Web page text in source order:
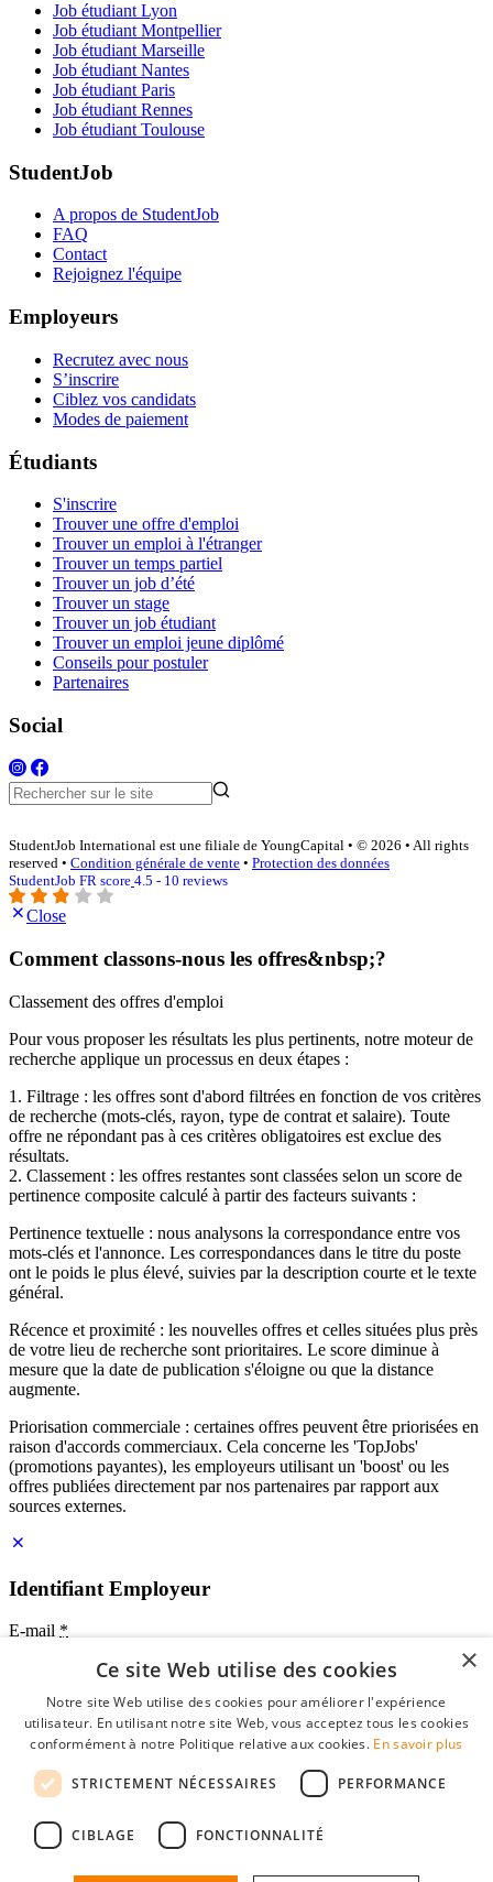
Job étudiant Lyon
Job étudiant Montpellier
Job étudiant Marseille
Job étudiant Nantes
Job étudiant Paris
Job étudiant Rennes
Job étudiant Toulouse
StudentJob
A propos de StudentJob
FAQ
Contact
Rejoignez l'équipe
Employeurs
Recrutez avec nous
S’inscrire
Ciblez vos candidats
Modes de paiement
Étudiants
S'inscrire
Trouver une offre d'emploi
Trouver un emploi à l'étranger
Trouver un temps partiel
Trouver un job d’été
Trouver un stage
Trouver un job étudiant
Trouver un emploi jeune diplômé
Conseils pour postuler
Partenaires
Social
StudentJob International est une filiale de YoungCapital • © 2026 • All rights
reserved • Condition générale de vente • Protection des données
StudentJob FR score 4.5 - 10 reviews
Close
Comment classons-nous les offres&nbsp;?
Classement des offres d'emploi
Pour vous proposer les résultats les plus pertinents, notre moteur de
recherche applique un processus en deux étapes :
1. Filtrage : les offres sont d'abord filtrées en fonction de vos critères
de recherche (mots-clés, rayon, type de contrat et salaire). Toute
offre ne répondant pas à ces critères obligatoires est exclue des
résultats.
2. Classement : les offres restantes sont classées selon un score de
pertinence composite calculé à partir des facteurs suivants :
Pertinence textuelle : nous analysons la correspondance entre vos
mots-clés et l'annonce. Les correspondances dans le titre du poste
ont le poids le plus élevé, suivies par la description courte et le texte
général.
Récence et proximité : les nouvelles offres et celles situées plus près
de votre lieu de recherche sont prioritaires. Le score diminue à
mesure que la date de publication s'éloigne ou que la distance
augmente.
Priorisation commerciale : certaines offres peuvent être priorisées en
raison d'accords commerciaux. Cela concerne les 'TopJobs'
(promotions payantes), les employeurs utilisant un 'boost' ou les
offres publiées directement par nos partenaires par rapport aux
sources externes.
Identifiant Employeur
E-mail *
Mot de passe
se souvenir de moi
mot de passe oublié?
Profil Employeur gratuit
Vous pouvez vous connecter sur StudentJob si vous avez créé un
×
Ce site Web utilise des cookies
Notre site Web utilise des cookies pour améliorer l'expérience
utilisateur. En utilisant notre site Web, vous acceptez tous les cookies
conformément à notre Politique relative aux cookies. En savoir plus
STRICTEMENT NÉCESSAIRES PERFORMANCE
CIBLAGE FONCTIONNALITÉ